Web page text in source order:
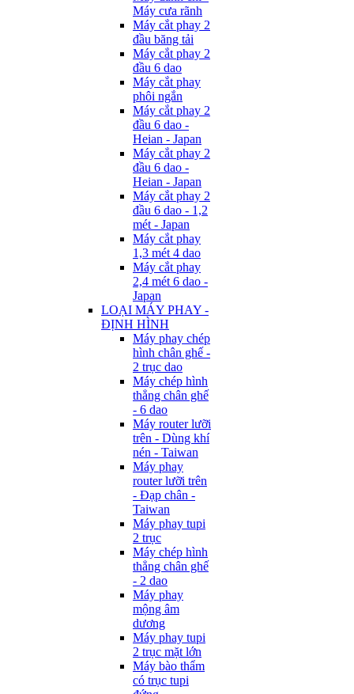
Máy cưa rãnh
Máy cắt phay 2
đầu băng tải
Máy cắt phay 2
đầu 6 dao
Máy cắt phay
phôi ngắn
Máy cắt phay 2
đầu 6 dao -
Heian - Japan
Máy cắt phay 2
đầu 6 dao -
Heian - Japan
Máy cắt phay 2
đầu 6 dao - 1,2
mét - Japan
Máy cắt phay
1,3 mét 4 dao
Máy cắt phay
2,4 mét 6 dao -
Japan
LOẠI MÁY PHAY -
ĐỊNH HÌNH
Máy phay chép
hình chân ghế -
2 trục dao
Máy chép hình
thẳng chân ghế
- 6 dao
Máy router lưỡi
trên - Dùng khí
nén - Taiwan
Máy phay
router lưỡi trên
- Đạp chân -
Taiwan
Máy phay tupi
2 trục
Máy chép hình
thẳng chân ghế
- 2 dao
Máy phay
mộng âm
dương
Máy phay tupi
2 trục mặt lớn
Máy bào thẩm
có trục tupi